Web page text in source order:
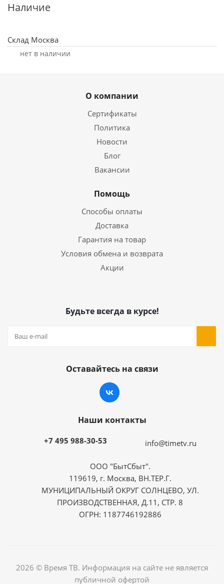
Наличие
Склад Москва
Нет в наличии
О компании
Сертификаты
Политика
Новости
Блог
Вакансии
Помощь
Способы оплаты
Доставка
Гарантия на товар
Условия обмена и возврата
Акции
Будьте всегда в курсе!
Оставайтесь на связи
Наши контакты
+7 495 988-30-53 info@timetv.ru
ООО "БытСбыт".
119619, г. Москва, ВН.ТЕР.Г.
МУНИЦИПАЛЬНЫЙ ОКРУГ СОЛНЦЕВО, УЛ.
ПРОИЗВОДСТВЕННАЯ, Д.11, СТР. 8
ОГРН: 1187746192886
2026 © Время ТВ. Информация на сайте не является
публичной офертой